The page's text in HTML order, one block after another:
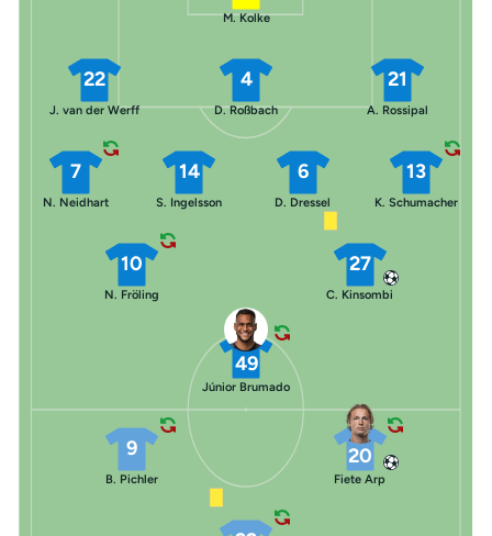
M. Kolke
21
A. Rossipal
4
D. Roßbach
22
J. van der Werff
13
K. Schumacher
6
D. Dressel
14
S. Ingelsson
7
N. Neidhart
27
C. Kinsombi
10
N. Fröling
49
Júnior Brumado
9
B. Pichler
20
Fiete Arp